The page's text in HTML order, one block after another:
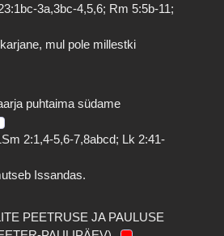
3a,3bc-4,5,6; Rm 5:5b-11;
mul pole millestki
puhtaima südame
2:1,4-5,6-7,8abcd; Lk 2:41-
Issandas.
PEETRUSE JA PAULUSE